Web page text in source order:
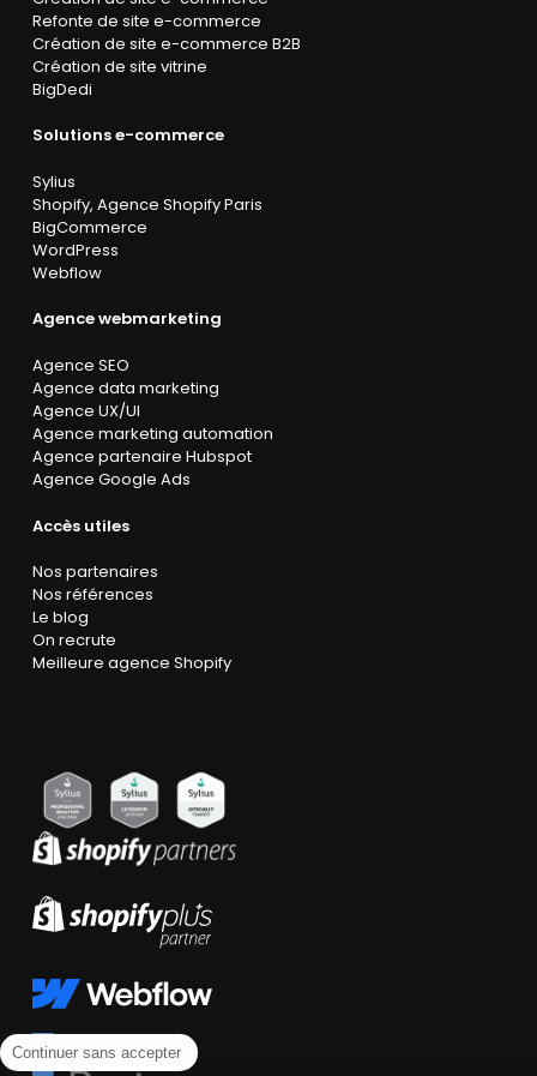
Refonte de site e-commerce
Création de site e-commerce B2B
Création de site vitrine
BigDedi
Solutions e-commerce
Sylius
Shopify, Agence Shopify Paris
BigCommerce
WordPress
Webflow
Agence webmarketing
Agence SEO
Agence data marketing
Agence UX/UI
Agence marketing automation
Agence partenaire Hubspot
Agence Google Ads
Accès utiles
Nos partenaires
Nos références
Le blog
On recrute
Meilleure agence Shopify
Continuer sans accepter